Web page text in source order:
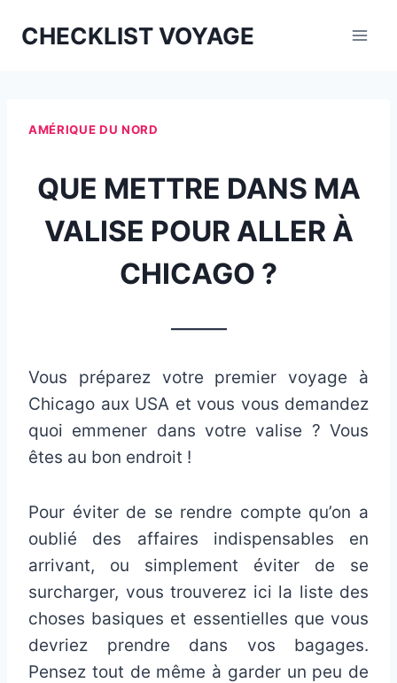
CHECKLIST VOYAGE
AMÉRIQUE DU NORD
QUE METTRE DANS MA
VALISE POUR ALLER À
CHICAGO ?
Vous préparez votre premier voyage à
Chicago aux USA et vous vous demandez
quoi emmener dans votre valise ? Vous
êtes au bon endroit !
Pour éviter de se rendre compte qu’on a
oublié des affaires indispensables en
arrivant, ou simplement éviter de se
surcharger, vous trouverez ici la liste des
choses basiques et essentielles que vous
devriez prendre dans vos bagages.
Pensez tout de même à garder un peu de